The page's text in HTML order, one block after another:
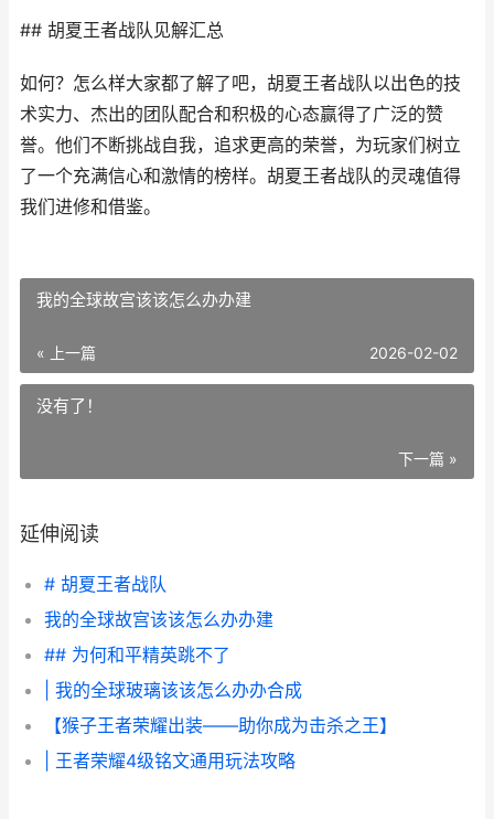
## 胡夏王者战队见解汇总
如何？怎么样大家都了解了吧，胡夏王者战队以出色的技
术实力、杰出的团队配合和积极的心态赢得了广泛的赞
誉。他们不断挑战自我，追求更高的荣誉，为玩家们树立
了一个充满信心和激情的榜样。胡夏王者战队的灵魂值得
我们进修和借鉴。
我的全球故宫该该怎么办办建
« 上一篇 2026-02-02
没有了！
下一篇 »
延伸阅读
# 胡夏王者战队
我的全球故宫该该怎么办办建
## 为何和平精英跳不了
| 我的全球玻璃该该怎么办办合成
【猴子王者荣耀出装——助你成为击杀之王】
| 王者荣耀4级铭文通用玩法攻略